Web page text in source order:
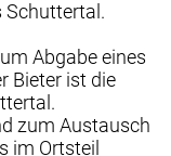
Schuttertal.
Abgabe eines
Bieter ist die
zum Austausch
im Ortsteil